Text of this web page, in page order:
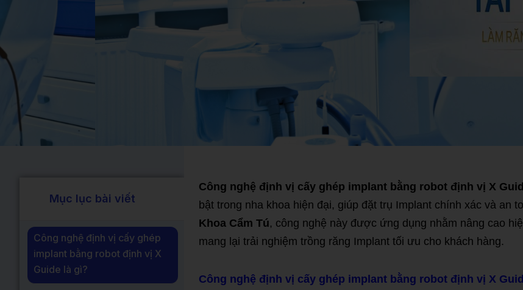
Mục lục bài viết
Công nghệ định vị cấy ghép
implant bằng robot định vị X
Guide là gì?
Công nghệ định vị cấy ghép implant bằng robot định vị X
bật trong nha khoa hiện đại, giúp đặt trụ Implant chính xác và an
Khoa Cẩm Tú, công nghệ này được ứng dụng nhằm nâng cao
mang lại trải nghiệm trồng răng Implant tối ưu cho khách hàng.
Công nghệ định vị cấy ghép implant bằng robot định vị X